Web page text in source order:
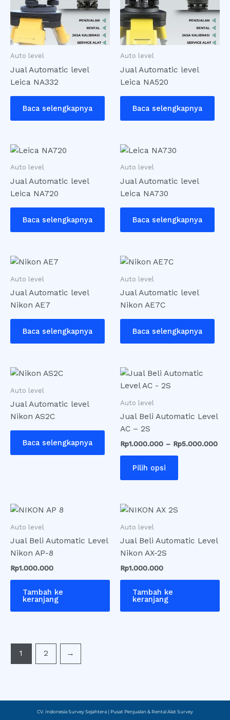
Auto level
Jual Automatic level
Leica NA332
Baca selengkapnya
Auto level
Jual Automatic level
Leica NA520
Baca selengkapnya
Auto level
Jual Automatic level
Leica NA720
Baca selengkapnya
Auto level
Jual Automatic level
Leica NA730
Baca selengkapnya
Auto level
Jual Automatic level
Nikon AE7
Baca selengkapnya
Auto level
Jual Automatic level
Nikon AE7C
Baca selengkapnya
Auto level
Jual Automatic level
Nikon AS2C
Baca selengkapnya
Auto level
Jual Beli Automatic Level
AC – 2S
Rp1.000.000 – Rp5.000.000
Pilih opsi
Produk
varian.
ini
dapat
Auto level
Jual Beli Automatic Level
Nikon AP-8
Rp1.000.000
Tambah ke
keranjang
Auto level
Jual Beli Automatic Level
Nikon AX-2S
Rp1.000.000
Tambah ke
keranjang
1 2 →
CV. Indonesia Survey Sejahtera | Pusat Penjualan & Rental Alat Survey